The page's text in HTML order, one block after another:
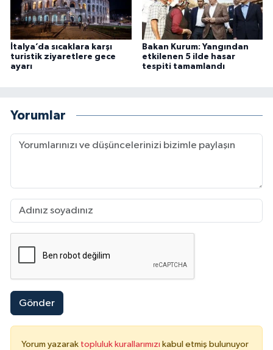
İtalya’da sıcaklara karşı
turistik ziyaretlere gece
ayarı
Bakan Kurum: Yangından
etkilenen 5 ilde hasar
tespiti tamamlandı
Yorumlar
Gönder
Yorum yazarak topluluk kurallarımızı kabul etmiş bulunuyor